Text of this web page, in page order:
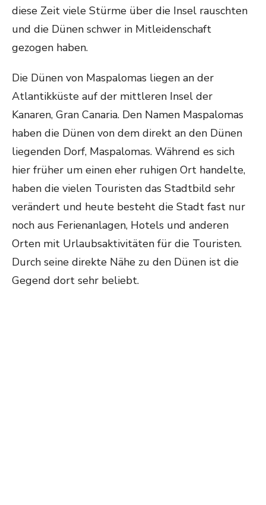
diese Zeit viele Stürme über die Insel rauschten
und die Dünen schwer in Mitleidenschaft
gezogen haben.
Die Dünen von Maspalomas liegen an der
Atlantikküste auf der mittleren Insel der
Kanaren, Gran Canaria. Den Namen Maspalomas
haben die Dünen von dem direkt an den Dünen
liegenden Dorf, Maspalomas. Während es sich
hier früher um einen eher ruhigen Ort handelte,
haben die vielen Touristen das Stadtbild sehr
verändert und heute besteht die Stadt fast nur
noch aus Ferienanlagen, Hotels und anderen
Orten mit Urlaubsaktivitäten für die Touristen.
Durch seine direkte Nähe zu den Dünen ist die
Gegend dort sehr beliebt.